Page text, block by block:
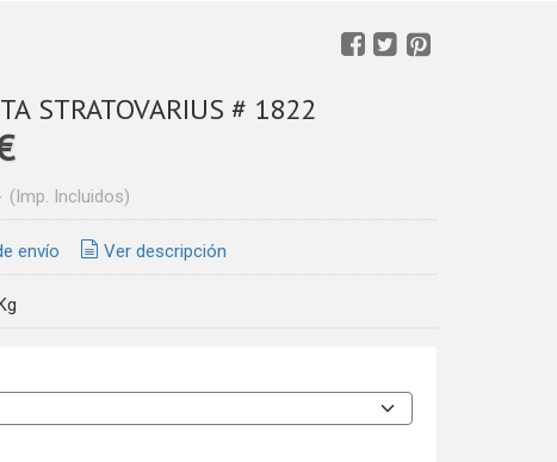
STRATOVARIUS # 1822
(Imp. Incluidos)
envío Ver descripción